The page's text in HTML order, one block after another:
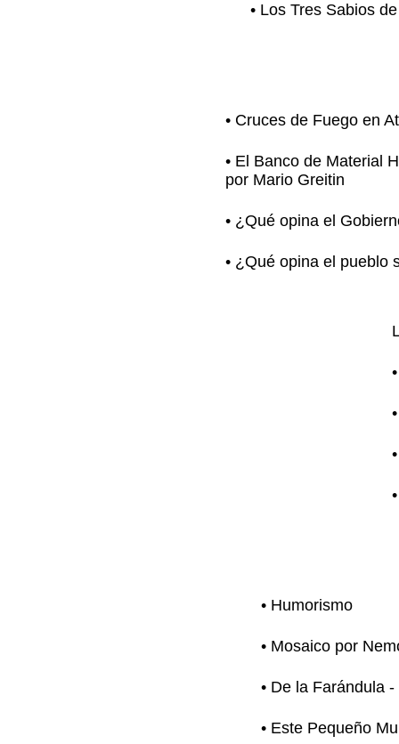
• Los Tres Sabios
• Cruces de Fuego en
• El Banco de Material
por Mario Greitin
• ¿Qué opina el
• ¿Qué opina el pueblo
• Humorismo
• Mosaico por
• De la Farándula
• Este Pequeño